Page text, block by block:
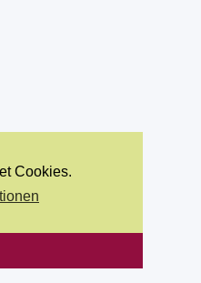
Cookies.